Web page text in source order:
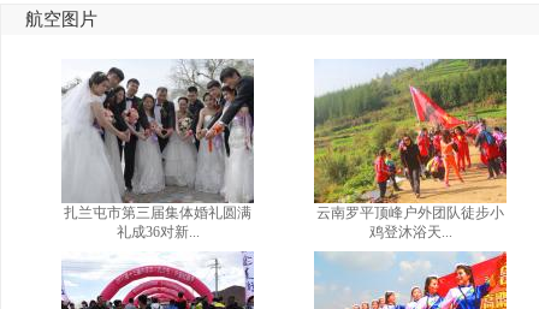
航空图片
扎兰屯市第三届集体婚礼圆满
礼成36对新...
云南罗平顶峰户外团队徒步小
鸡登沐浴天...